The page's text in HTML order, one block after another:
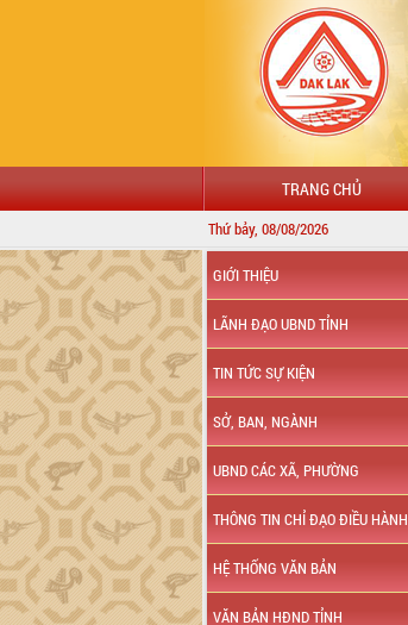
TRANG CHỦ
Thứ bảy, 08/08/2026
GIỚI THIỆU
LÃNH ĐẠO UBND TỈNH
TIN TỨC SỰ KIỆN
SỞ, BAN, NGÀNH
UBND CÁC XÃ, PHƯỜNG
THÔNG TIN CHỈ ĐẠO ĐIỀU HÀNH
HỆ THỐNG VĂN BẢN
VĂN BẢN HĐND TỈNH